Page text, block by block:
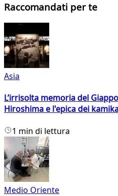
Raccomandati per te
Asia
L’irrisolta memoria del
Hiroshima e l'epica dei
1 min di lettura
Medio Oriente